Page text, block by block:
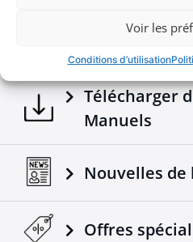
Voir les
Conditions d’utilisation
Configurer
Télécharger
Manuels
Nouvelles
Offres